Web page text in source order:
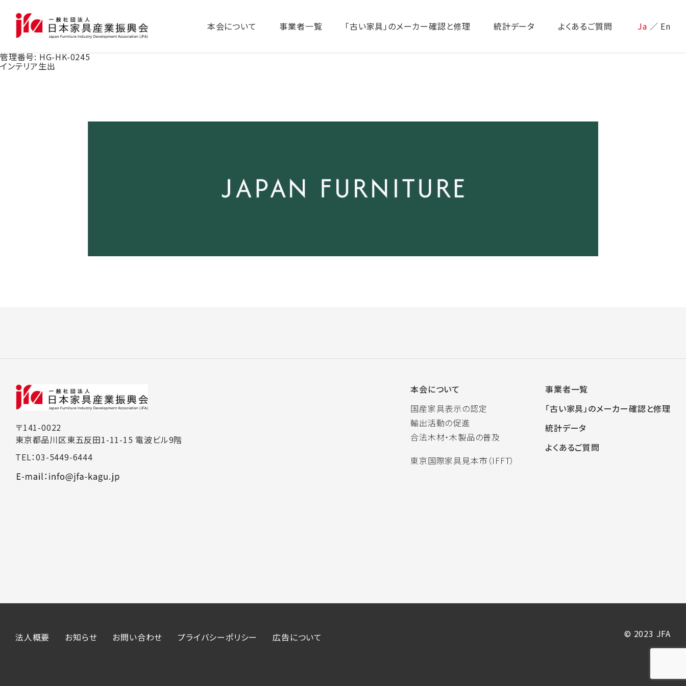
本会について 事業者一覧 「古い家具」のメーカー確認と修理 統計データ よくあるご質問 Ja ／ En
管理番号: HG-HK-0245
インテリア生出
〒141-0022
東京都品川区東五反田1-11-15 電波ビル9階
TEL：03-5449-6444
本会について
国産家具表示の認定
輸出活動の促進
合法木材・木製品の普及
東京国際家具見本市（IFFT）
事業者一覧
「古い家具」のメーカー確認と修理
統計データ
よくあるご質問
法人概要 お知らせ お問い合わせ プライバシーポリシー 広告について © 2023 JFA